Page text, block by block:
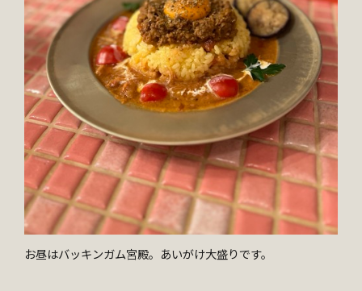
お昼はバッキンガム宮殿。あいがけ大盛りです。